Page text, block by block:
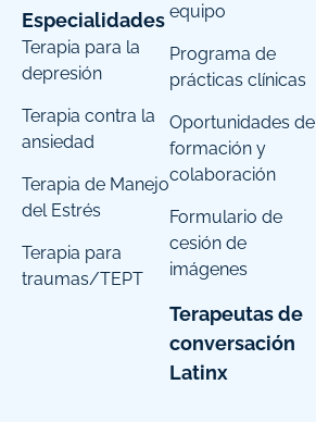
Especialidades
Terapia para la
depresión
Terapia contra la
ansiedad
Terapia de Manejo
del Estrés
Terapia para
traumas/TEPT
equipo
Programa de
prácticas clínicas
Oportunidades de
formación y
colaboración
Formulario de
cesión de
imágenes
Terapeutas de
conversación
Latinx